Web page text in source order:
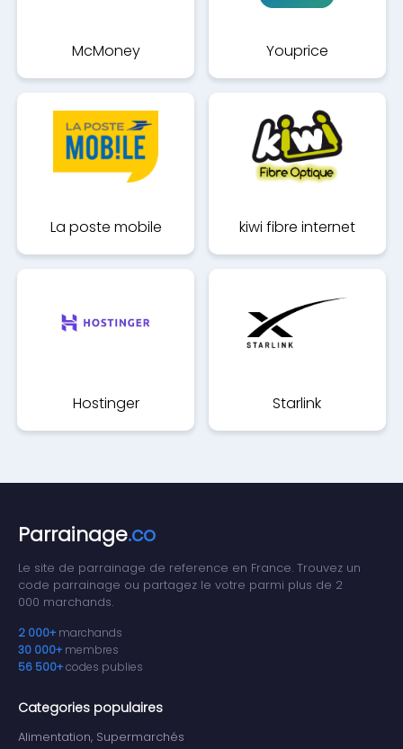
McMoney Youprice
La poste mobile kiwi fibre internet
Hostinger Starlink
Parrainage.co
Le site de parrainage de reference en France. Trouvez un
code parrainage ou partagez le votre parmi plus de 2
000 marchands.
2 000+ marchands
30 000+ membres
56 500+codes publies
Categories populaires
Alimentation, Supermarchés